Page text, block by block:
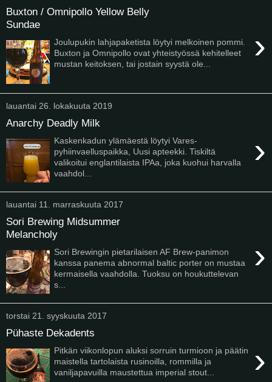
Buxton / Omnipollo Yellow Belly
Sundae
›
Joulupukin lahjapaketista löytyi melkoinen pommi.
Buxton ja Omnipollo ovat yhteistyössä kehitelleet
mustan keitoksen, tai jostain syystä ole...
lauantai 26. lokakuuta 2019
Anarchy Deadly Milk
›
Kaskenkadun ylämäestä löytyi Vares-
pyhiinvaelluspaikka, Uusi apteekki. Tiskiltä
valikoitui englantilaista IPAa, joka kuohui harvalla
vaahdol...
lauantai 11. marraskuuta 2017
Sori Brewing Midsummer
Melancholy
›
Sori Brewingin pietarilaisen AF Brew-panimon
kanssa panema abnormal baltic porter on mustaa
kermaisella vaahdolla. Tuoksu on houkuttelevan
s...
torstai 21. syyskuuta 2017
Pühaste Dekadents
›
Pitkän viikonlopun aluksi sorruin turmioon ja päätin
maistella tartolaista rusinoilla, rommilla ja
vaniljapavuilla maustettua imperial stout...